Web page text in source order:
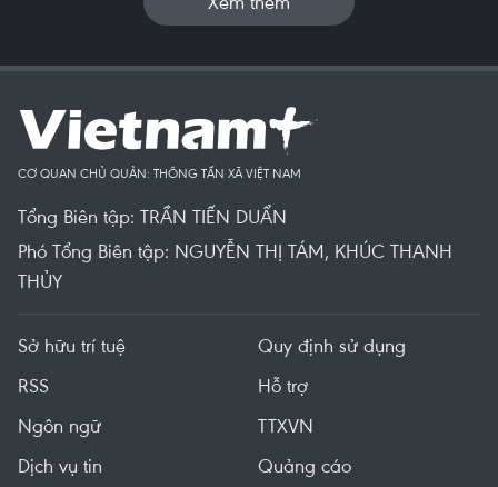
CƠ QUAN CHỦ QUẢN: THÔNG TẤN XÃ VIỆT NAM
Tổng Biên tập: TRẦN TIẾN DUẨN
Phó Tổng Biên tập: NGUYỄN THỊ TÁM, KHÚC THANH
THỦY
Sở hữu trí tuệ
Quy định sử dụng
RSS
Hỗ trợ
Ngôn ngữ
TTXVN
Dịch vụ tin
Quảng cáo